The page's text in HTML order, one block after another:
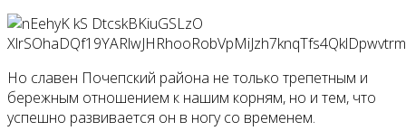
Но славен Почепский района не только трепетным и
бережным отношением к нашим корням, но и тем, что
успешно развивается он в ногу со временем.